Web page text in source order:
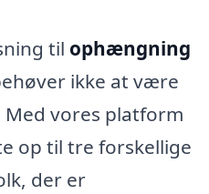
til ophængning
ikke at være
vores platform
op til tre forskellige
der er